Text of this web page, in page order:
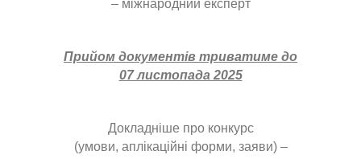
– міжнародний експерт
Прийом документів триватиме до
07 листопада 2025
Докладніше про конкурс
(умови, аплікаційні форми, заяви) –